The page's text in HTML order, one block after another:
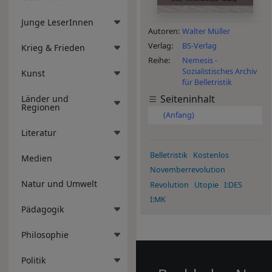
Junge LeserInnen
Krieg & Frieden
Kunst
Länder und
Regionen
Literatur
Medien
Natur und Umwelt
Pädagogik
Philosophie
Politik
Autoren Walter Müller
Verlag
BS-Verlag
Reihe
Nemesis -
Sozialistisches Archiv
für Belletristik
Seiteninhalt
(Anfang)
Belletristik
Kostenlos
Novemberrevolution
Revolution
Utopie I:DES
I:MK